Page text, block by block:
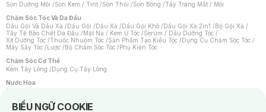
Son Dưỡng Môi /Son Kem / Tint /Son Thỏi /Son Bóng /Tẩy Trang Mắt / Môi
Chăm Sóc Tóc Và Da Đầu
Dầu Gội Và Dầu Xả /Dầu Gội /Dầu Xả /Dầu Gội Khô /Dầu Gội Xả 2in1 /Bộ Gội Xả /
Tẩy Tế Bào Chết Da Đầu /Mặt Nạ / Kem Ủ Tóc /Serum / Dầu Dưỡng Tóc /
Xịt Dưỡng Tóc /Thuốc Nhuộm Tóc /Sản Phẩm Tạo Kiểu Tóc /Dụng Cụ Chăm Sóc Tóc /
Máy Sấy Tóc /Lược /Bộ Chăm Sóc Tóc /Phụ Kiện Tóc
Chăm Sóc Cơ Thể
Kem Tẩy Lông /Dụng Cụ Tẩy Lông
Nước Hoa
Nước Hoa Nữ
BIỂU NGỮ COOKIE
Notice about cookies usage